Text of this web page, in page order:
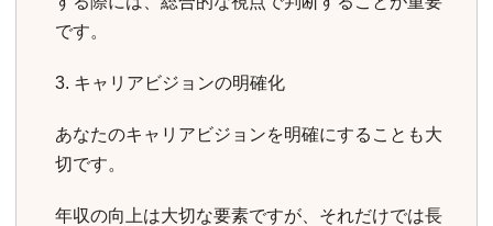
です。
3. キャリアビジョンの明確化
あなたのキャリアビジョンを明確にすることも大
切です。
年収の向上は大切な要素ですが、それだけでは長